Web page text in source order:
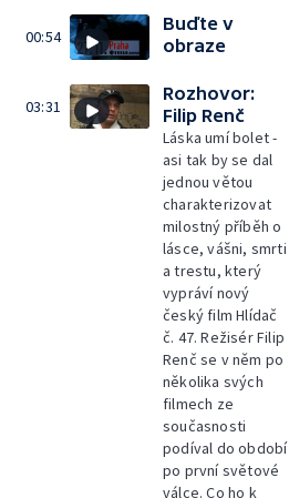
00:54
Buďte v
obraze
03:31
Rozhovor:
Filip Renč
Láska umí bolet -
asi tak by se dal
jednou větou
charakterizovat
milostný příběh o
lásce, vášni, smrti
a trestu, který
vypráví nový
český film Hlídač
č. 47. Režisér Filip
Renč se v něm po
několika svých
filmech ze
současnosti
podíval do období
po první světové
válce. Co ho k